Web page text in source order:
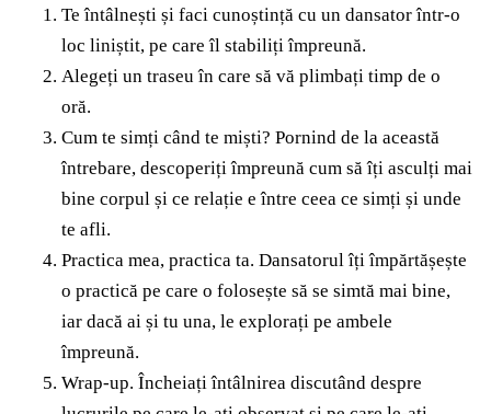
Te întâlnești și faci cunoștință cu un dansator într-o
loc liniștit, pe care îl stabiliți împreună.
Alegeți un traseu în care să vă plimbați timp de o
oră.
Cum te simți când te miști? Pornind de la această
întrebare, descoperiți împreună cum să îți asculți mai
bine corpul și ce relație e între ceea ce simți și unde
te afli.
Practica mea, practica ta. Dansatorul îți împărtășește
o practică pe care o folosește să se simtă mai bine,
iar dacă ai și tu una, le explorați pe ambele
împreună.
Wrap-up. Încheiați întâlnirea discutând despre